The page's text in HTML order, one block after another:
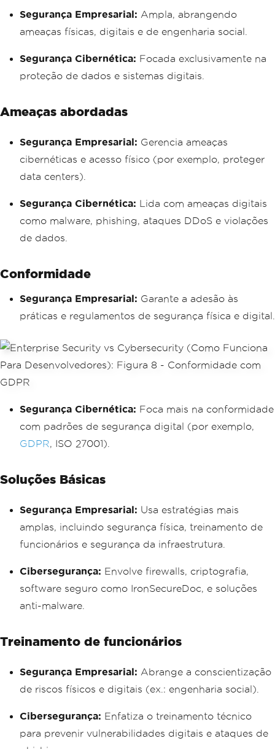
Segurança Empresarial: Ampla, abrangendo
ameaças físicas, digitais e de engenharia social.
Segurança Cibernética: Focada exclusivamente na
proteção de dados e sistemas digitais.
Ameaças abordadas
Segurança Empresarial: Gerencia ameaças
cibernéticas e acesso físico (por exemplo, proteger
data centers).
Segurança Cibernética: Lida com ameaças digitais
como malware, phishing, ataques DDoS e violações
de dados.
Conformidade
Segurança Empresarial: Garante a adesão às
práticas e regulamentos de segurança física e digital.
Segurança Cibernética: Foca mais na conformidade
com padrões de segurança digital (por exemplo,
GDPR, ISO 27001).
Soluções Básicas
Segurança Empresarial: Usa estratégias mais
amplas, incluindo segurança física, treinamento de
funcionários e segurança da infraestrutura.
Cibersegurança: Envolve firewalls, criptografia,
software seguro como IronSecureDoc, e soluções
anti-malware.
Treinamento de funcionários
Segurança Empresarial: Abrange a conscientização
de riscos físicos e digitais (ex.: engenharia social).
Cibersegurança: Enfatiza o treinamento técnico
para prevenir vulnerabilidades digitais e ataques de